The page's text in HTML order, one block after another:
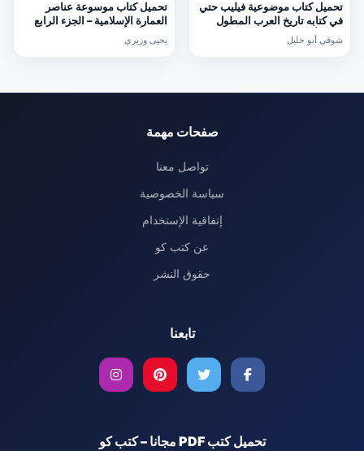
تحميل كتاب موضوعية فيليب حتي
في كتابه تاريخ العرب المطول
PDF تأليف شوقي أبو خليل مجانا
[كامل]
شوقي أبو خليل
تحميل كتاب موسوعة عناصر
العمارة الإسلامية – الجزء الرابع
[كامل]
يحيى وزيري
صفحات مهمة
تواصل معنا
سياسة الخصوصية
إتفاقية الإستخدام
عن كتب كو
حقوق النشر
تابعنا
تحميل كتب PDF مجانا – كتب كو